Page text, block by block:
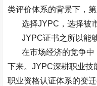
类评价体系的背景下，
选择JYPC ，选择被
JYPC证书之所以能
在市场经济的竞争
下来。JYPC深耕职业技
职业资格认证体系的变